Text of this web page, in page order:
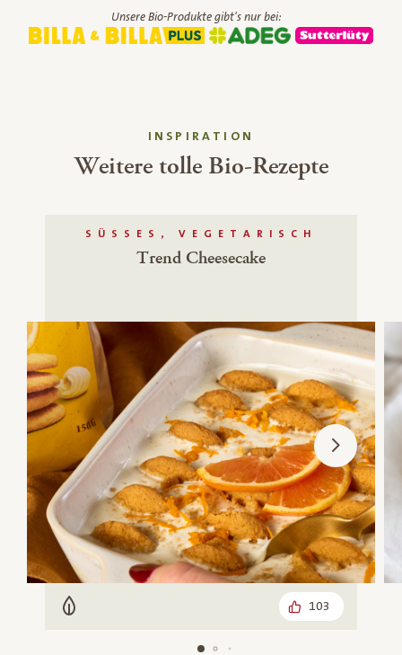
Unsere Bio-Produkte gibt's nur bei:
INSPIRATION
Weitere tolle Bio-Rezepte
SÜSSES, VEGETARISCH
Trend Cheesecake
Vegetarisch 103